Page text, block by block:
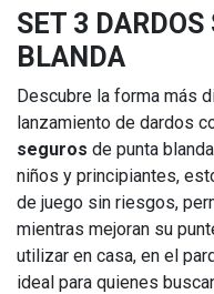
SET 3 DARDOS
BLANDA
Descubre la forma más
lanzamiento de dardos
seguros de punta
niños y principiantes,
de juego sin riesgos,
mientras mejoran su
utilizar en casa, en el
ideal para quienes